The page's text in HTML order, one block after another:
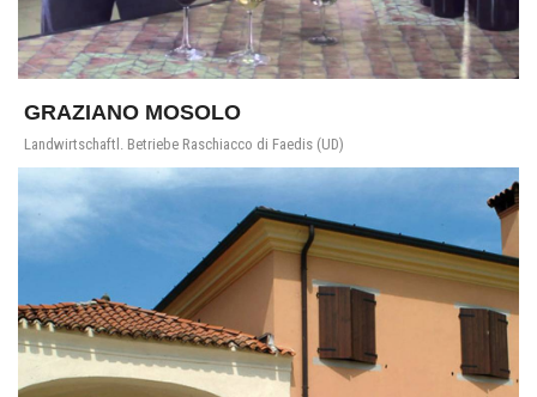
GRAZIANO MOSOLO
Landwirtschaftl. Betriebe Raschiacco di Faedis (UD)